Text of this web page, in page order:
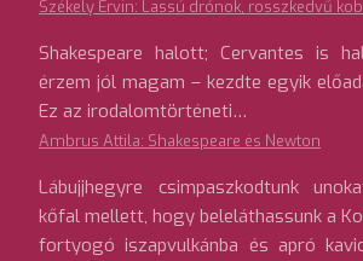
Székely Ervin: Lassú drónok, rosszkedvű
Shakespeare halott; Cervantes is
érzem jól magam – kezdte egyik
Ez az irodalomtörténeti…
Ambrus Attila: Shakespeare és Newton
Lábujjhegyre csimpaszkodtunk
kőfal mellett, hogy beleláthassunk a
fortyogó iszapvulkánba és apró